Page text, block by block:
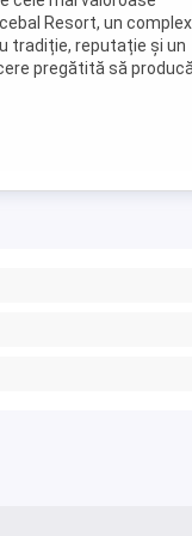
Resort, un complex
tradiție, reputație și un
pregătită să